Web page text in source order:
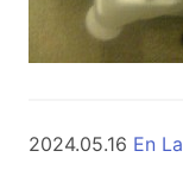
2024.05.16 En